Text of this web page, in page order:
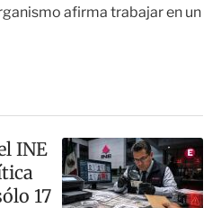
afirma trabajar en un
INE
17